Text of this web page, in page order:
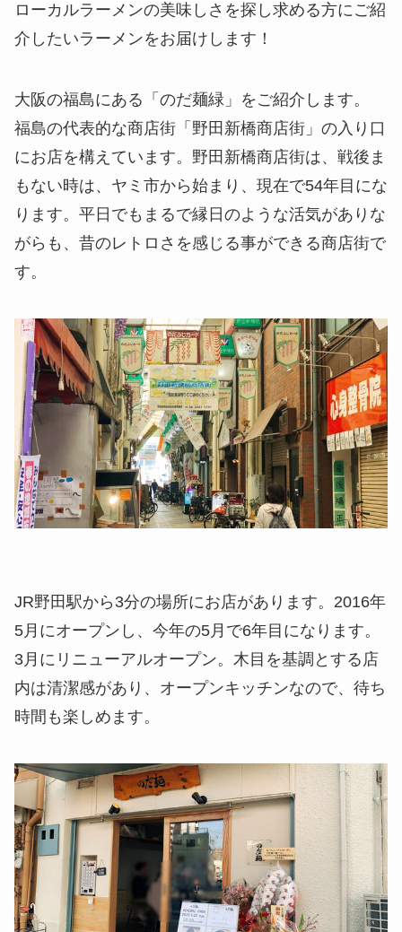
ローカルラーメンの美味しさを探し求める方にご紹
介したいラーメンをお届けします！
大阪の福島にある「のだ麺緑」をご紹介します。
福島の代表的な商店街「野田新橋商店街」の入り口
にお店を構えています。野田新橋商店街は、戦後ま
もない時は、ヤミ市から始まり、現在で54年目にな
ります。平日でもまるで縁日のような活気がありな
がらも、昔のレトロさを感じる事ができる商店街で
す。
JR野田駅から3分の場所にお店があります。2016年
5月にオープンし、今年の5月で6年目になります。
3月にリニューアルオープン。木目を基調とする店
内は清潔感があり、オープンキッチンなので、待ち
時間も楽しめます。